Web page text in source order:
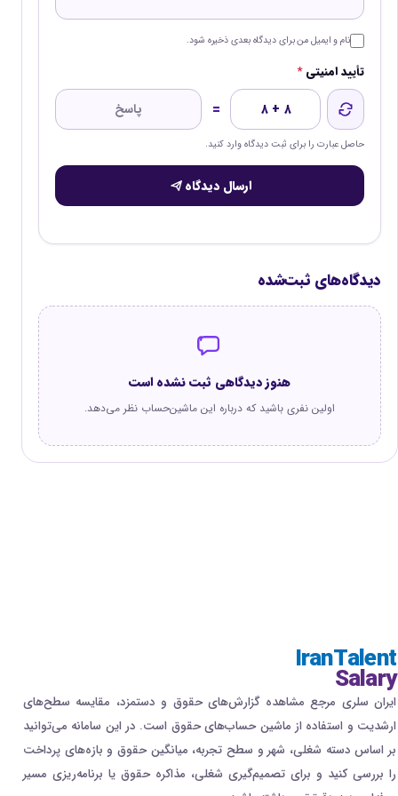
در حالت خالص به ناخالص، کاربر مشخص می‌کند که می‌خواهد کارمند
پس از اعمال کسورات، چه مبلغی دریافت کند.
ماشین حساب سپس حقوق ناخالص موردنیاز را محاسبه می‌کند.
برای مثال، اگر قرار باشد دریافتی خالص یک کارمند ۵۰ میلیون تومان
باشد، حقوق ناخالص او باید بیشتر از ۵۰ میلیون تومان تعیین شود تا
محاسبه خالص به ناخالص معمولاً از محاسبه ناخالص به خالص
شود. با افزایش حقوق ناخالص، مبلغ مالیات نیز ممکن است وارد پله
بعدی شود.
به همین دلیل نمی‌توان برای تبدیل خالص به ناخالص همیشه از یک
ضریب ثابت استفاده کرد.
ماشین حساب باید مبلغ ناخالص را مرحله‌به‌مرحله بررسی کند تا پس از
اعمال کسورات، به نزدیک‌ترین دریافتی خالص موردنظر برسد.
چرا تبدیل خالص به ناخالص با یک فرمول
سهم بیمه فقط از اقلام مشمول بیمه محاسبه می‌شود.
مالیات حقوق دارای معافیت و نرخ‌های پلکانی است.
تمام مزایا وضعیت بیمه‌ای یکسانی ندارند.
تمام پرداخت‌ها وضعیت مالیاتی یکسانی ندارند.
نام و ایمیل من برای دیدگاه بعدی ذخیره شود.
تأیید امنیتی*
۸ + ۸ =
حاصل عبارت را برای ثبت دیدگاه وارد کنید.
ارسال دیدگاه
دیدگاه‌های ثبت‌شده
هنوز دیدگاهی ثبت نشده است
اولین نفری باشید که درباره این ماشین‌حساب نظر می‌دهد.
IranTalent
Salary
ایران سلری مرجع مشاهده گزارش‌های حقوق و دستمزد، مقایسه سطح‌های
ارشدیت و استفاده از ماشین حساب‌های حقوق است. در این سامانه می‌توانید
بر اساس دسته شغلی، شهر و سطح تجربه، میانگین حقوق و بازه‌های پرداخت
را بررسی کنید و برای تصمیم‌گیری شغلی، مذاکره حقوق یا برنامه‌ریزی مسیر